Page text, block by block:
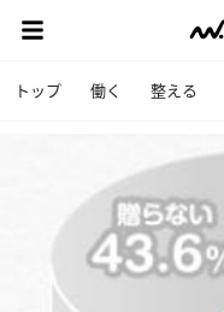
トップ 働く 整える